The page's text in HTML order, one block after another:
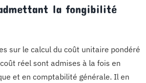
la fongibilité
sur le calcul du coût unitaire pondéré
réel sont admises à la fois en
et en comptabilité générale. Il en